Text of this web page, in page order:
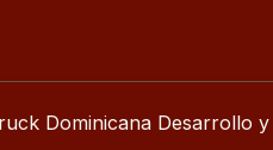
Dominicana Desarrollo